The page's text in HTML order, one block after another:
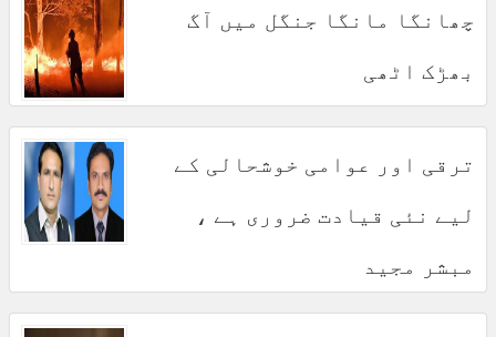
چھانگا مانگا جنگل میں آگ
بھڑک اٹھی
ترقی اور عوامی خوشحالی کے
لیے نئی قیادت ضروری ہے ،
مبشر مجید